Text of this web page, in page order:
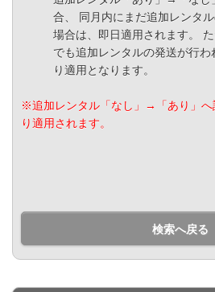
合、 同月内にまだ追加レンタ
場合は、即日適用されます。
でも追加レンタルの発送が行わ
り適用となります。
※追加レンタル「なし」→「あり」へ
り適用されます。
検索へ戻る